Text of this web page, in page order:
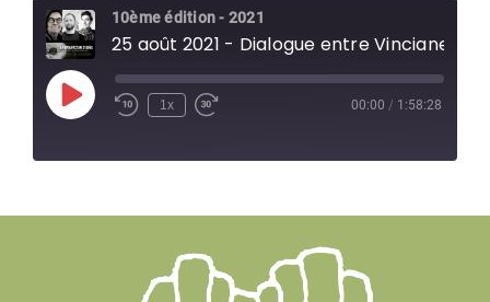
10ème édition - 2021
Play
Episode
1x 00:00 / 1:58:28